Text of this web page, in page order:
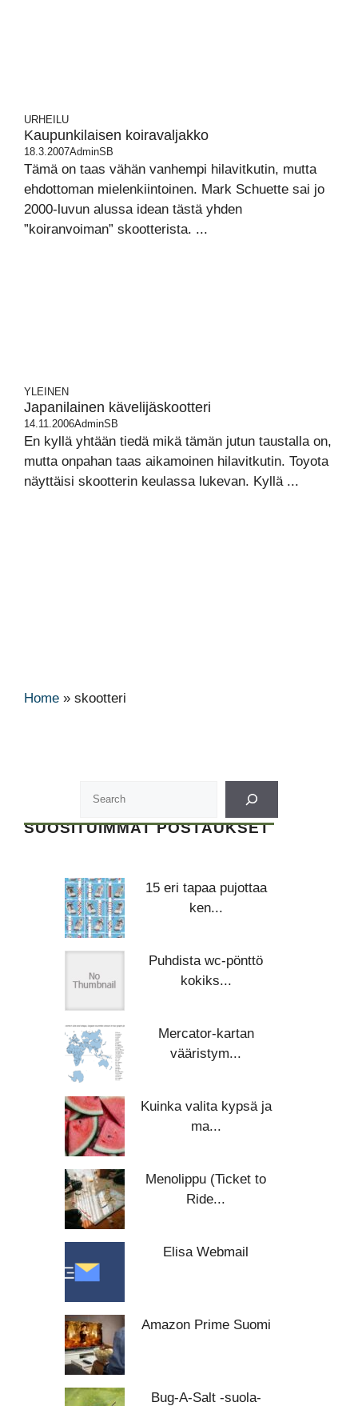
URHEILU
Kaupunkilaisen koiravaljakko
18.3.2007AdminSB
Tämä on taas vähän vanhempi hilavitkutin, mutta
ehdottoman mielenkiintoinen. Mark Schuette sai jo
2000-luvun alussa idean tästä yhden
”koiranvoiman” skootterista. ...
YLEINEN
Japanilainen kävelijäskootteri
14.11.2006AdminSB
En kyllä yhtään tiedä mikä tämän jutun taustalla on,
mutta onpahan taas aikamoinen hilavitkutin. Toyota
näyttäisi skootterin keulassa lukevan. Kyllä ...
Home » skootteri
SUOSITUIMMAT POSTAUKSET
15 eri tapaa pujottaa
ken...
Puhdista wc-pönttö
kokiks...
Mercator-kartan
vääristym...
Kuinka valita kypsä ja
ma...
Menolippu (Ticket to
Ride...
Elisa Webmail
Amazon Prime Suomi
Bug-A-Salt -suola-